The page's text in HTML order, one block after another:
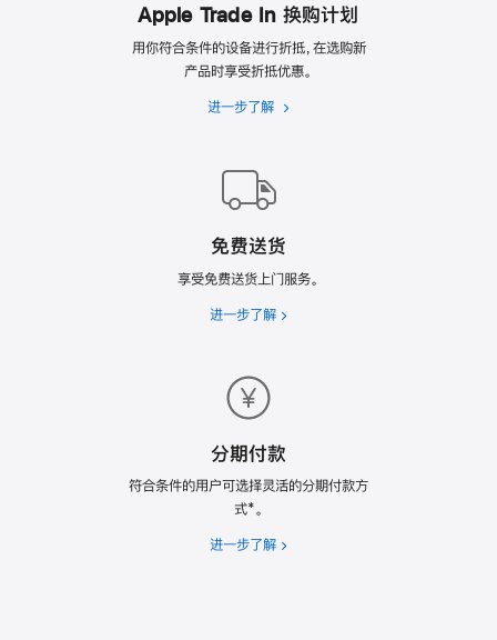
Apple Trade In 换购计划
用你符合条件的设备进行折抵，在选购新
产品时享受折抵优惠。
进一步了解
Apple
划
免费送货
享受免费送货上门服务。
进一步了解 免
分期付款
符合条件的用户可选择灵活的分期付款方
式*。
进一步了解 分